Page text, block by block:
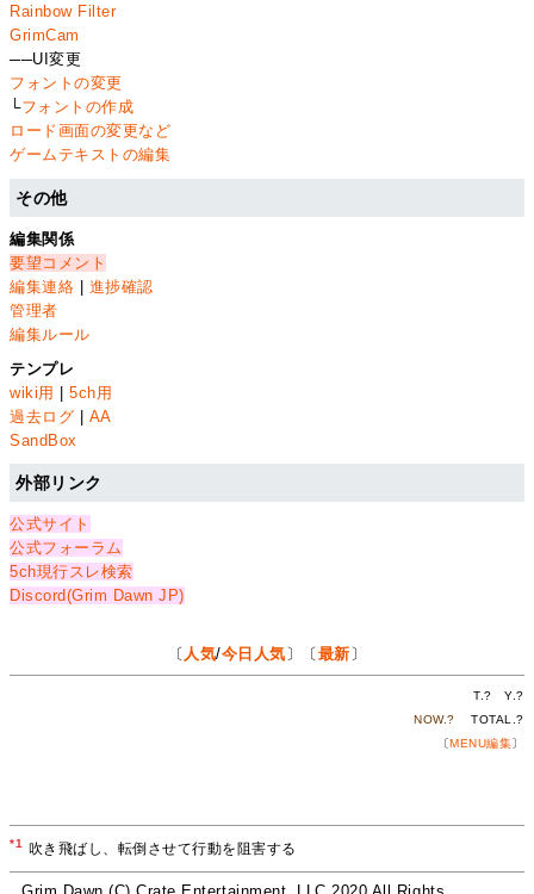
Rainbow Filter
GrimCam
──UI変更
フォントの変更
└フォントの作成
ロード画面の変更など
ゲームテキストの編集
その他
編集関係
要望コメント
編集連絡 | 進捗確認
管理者
編集ルール
テンプレ
wiki用 |5ch用
過去ログ | AA
SandBox
外部リンク
公式サイト
公式フォーラム
5ch現行スレ検索
Discord(Grim Dawn JP)
〔 人気/今日人気 〕〔 最新 〕
T.? Y.?
NOW.? TOTAL.?
〔MENU編集〕
*1 吹き飛ばし、転倒させて行動を阻害する